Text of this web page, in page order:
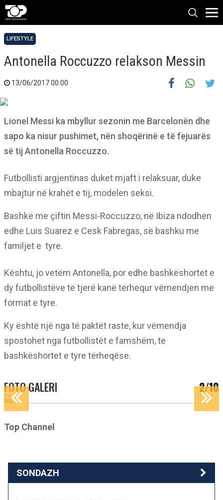
LIFESTYLE
Antonella Roccuzzo relakson Messin
13/06/2017 00:00
Lionel Messi ka mbyllur sezonin me Barcelonën dhe
sapo ka nisur pushimet, nën shoqërinë e të fejuarës
së tij Antonella Roccuzzo.
Futbollisti argjentinas duket mjaft i relaksuar, duke
mbajtur në krahët e tij, modelen seksi.
Bashkë me çiftin Messi-Roccuzzo, në Ibiza ndodhen
edhe Luis Suarez e Cesk Fabregas, së bashku me
familjet e tyre.
Kështu, jo vetëm Antonella, por edhe bashkëshortet e
dy futbollistëve të tjerë kanë tërhequr vëmendjen me
format e tyre.
Ky është një nga të paktët raste, kur vëmendja
spostohet nga futbollistët e famshëm, te
bashkëshortet e tyre tërheqëse.
FOTO GALERI 2/10
Top Channel
SONDAZH